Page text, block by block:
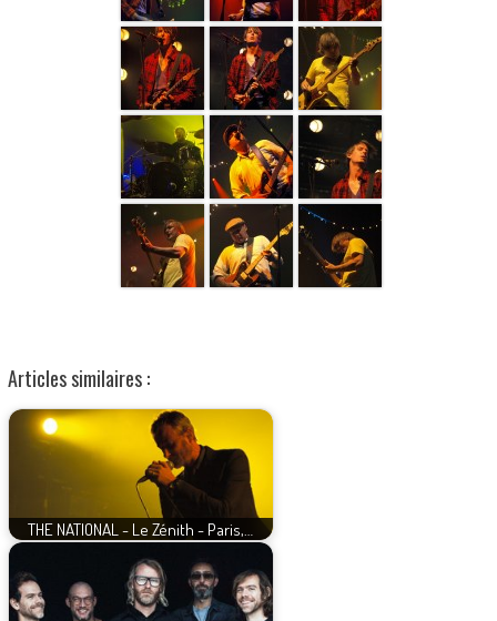
Articles similaires :
THE NATIONAL - Le Zénith - Paris,…